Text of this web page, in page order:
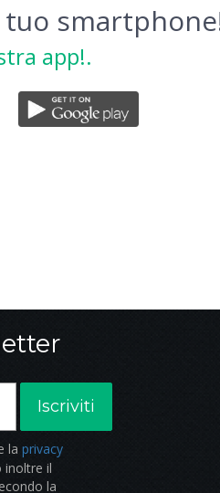
tuo
app!.
Iscriviti
laprivacy
inoltre il
la